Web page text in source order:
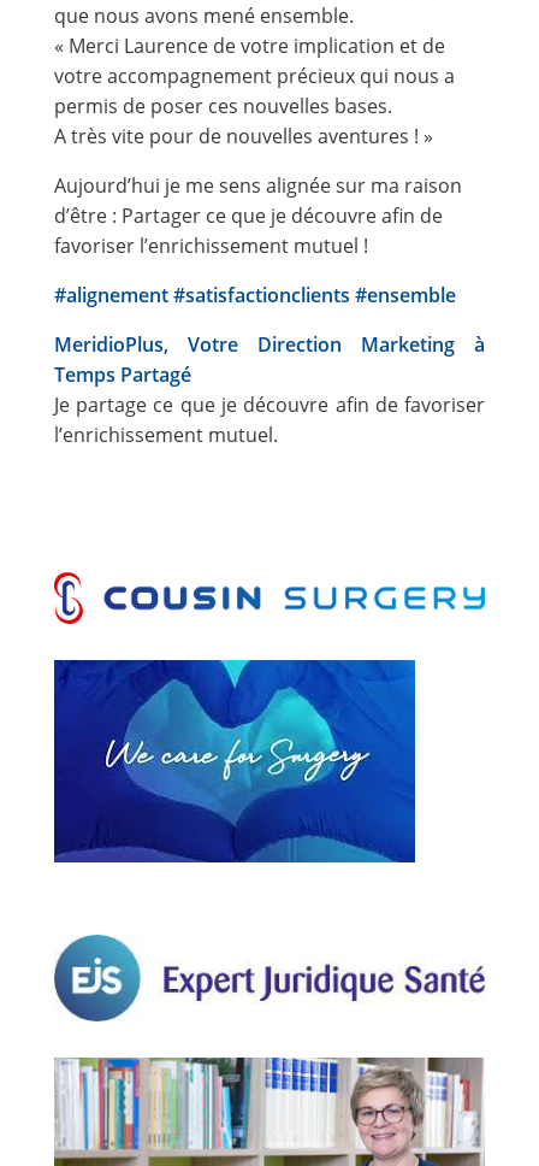
que nous avons mené ensemble.
« Merci Laurence de votre implication et de
votre accompagnement précieux qui nous a
permis de poser ces nouvelles bases.
A très vite pour de nouvelles aventures ! »
Aujourd’hui je me sens alignée sur ma raison
d’être : Partager ce que je découvre afin de
favoriser l’enrichissement mutuel !
#alignement#satisfactionclients #ensemble
MeridioPlus, Votre Direction Marketing à
Temps Partagé
Je partage ce que je découvre afin de favoriser
l’enrichissement mutuel.